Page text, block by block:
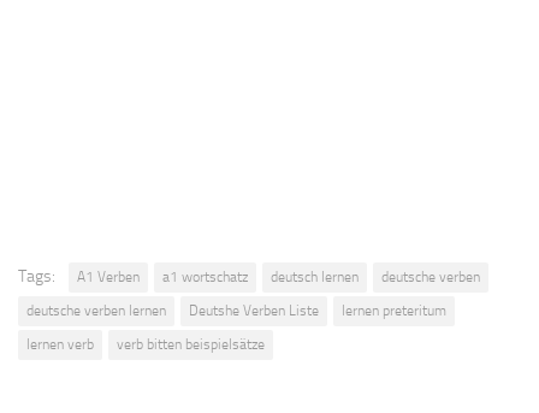
Tags: A1 Verben a1 wortschatz deutsch lernen
deutsche verben
deutsche verben lernen
Deutshe Verben Liste
lernen preteritum
lernen verb
verb bitten beispielsätze